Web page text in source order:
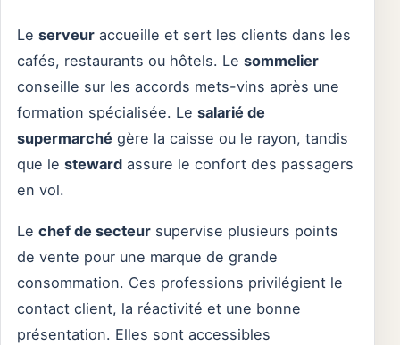
Le serveur accueille et sert les clients dans les
cafés, restaurants ou hôtels. Le sommelier
conseille sur les accords mets-vins après une
formation spécialisée. Le salarié de
supermarché gère la caisse ou le rayon, tandis
que le steward assure le confort des passagers
en vol.
Le chef de secteur supervise plusieurs points
de vente pour une marque de grande
consommation. Ces professions privilégient le
contact client, la réactivité et une bonne
présentation. Elles sont accessibles